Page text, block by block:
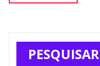
PESQUISAR